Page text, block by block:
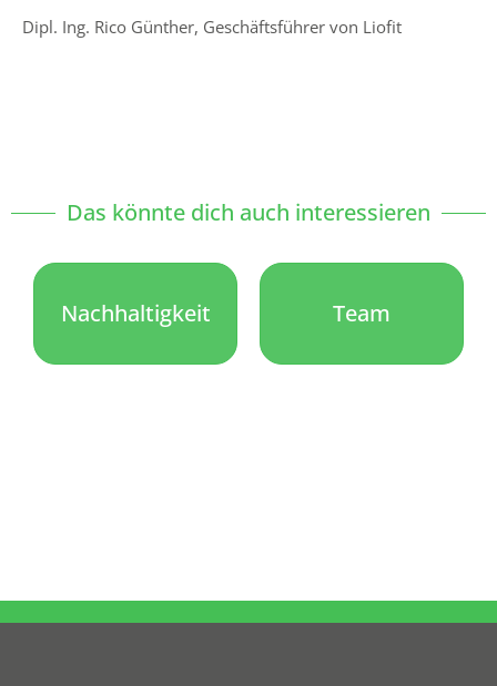
Dipl. Ing. Rico Günther, Geschäftsführer von Liofit
Das könnte dich auch interessieren
Nachhaltigkeit Team